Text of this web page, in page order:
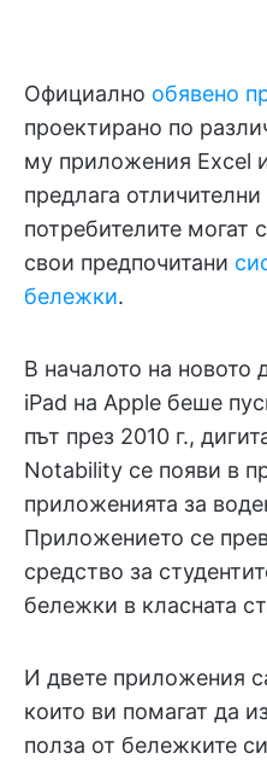
Официално обявено
проектирано по
му приложения Excel
предлага
потребителите могат
свои предпочитани
бележки.
В началото на новото
iPad на Apple беше
път през 2010 г.,
Notability се появи в
приложенията за
Приложението се
средство за
бележки в класната
И двете приложения
които ви помагат да
полза от бележките